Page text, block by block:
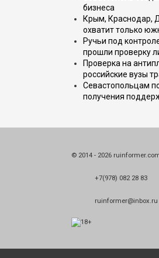
бизнеса
Крым, Краснодар,
охватит только
Ручьи под
прошли проверку
Проверка на
российские вузы
Севастопольцам
получения
© 2014 - 2026
+7(978) 082 28 83
ruinformer@inbox.ru